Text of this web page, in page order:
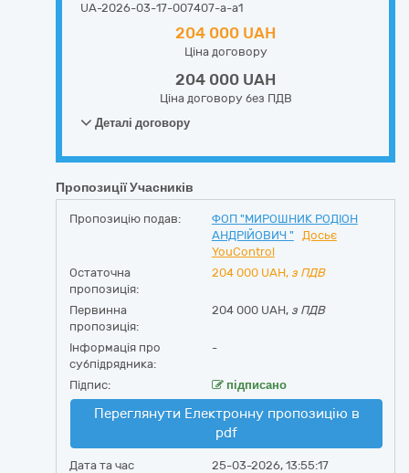
UA-2026-03-17-007407-a-a1
204 000 UAH
Ціна договору
204 000 UAH
Ціна договору без ПДВ
Деталі договору
Пропозиції Учасників
Пропозицію подав:
ФОП "МИРОШНИК РОДІОН
АНДРІЙОВИЧ "
Досьє
YouControl
Остаточна
пропозиція:
204 000 UAH, з ПДВ
Первинна
пропозиція:
204 000 UAH, з ПДВ
Інформація про
субпідрядника:
-
Підпис: підписано
Переглянути Електронну пропозицію в
pdf
Дата та час 25-03-2026, 13:55:17